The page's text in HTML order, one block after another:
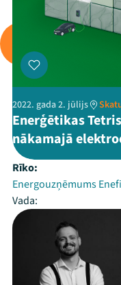
2022. gada 2. jūlijs
Enerģētikas
nākamajā
Rīko:
Energouzņēmums
Vada: